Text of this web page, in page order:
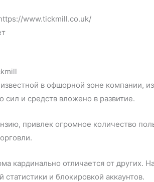
www.tickmill.co.uk/
в офшорной зоне компании,
сил и средств вложено в развитие.
привлек огромное количество
кардинально отличается от других.
статистики и блокировкой аккаунтов.